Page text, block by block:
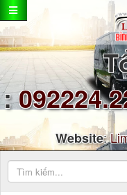
:
Website: